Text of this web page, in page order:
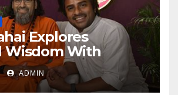
Explores
Wisdom With
On
With Anuja
ADMIN